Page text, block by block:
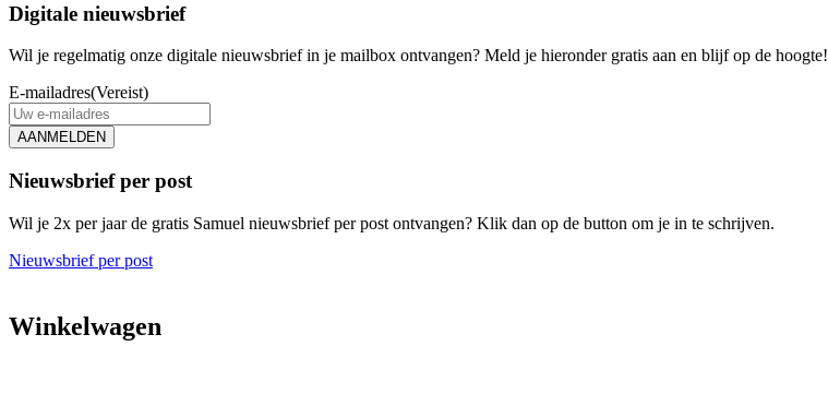
Digitale nieuwsbrief
Wil je regelmatig onze digitale nieuwsbrief in je mailbox ontvangen? Meld je hieronder gratis aan en blijf op de hoogte!
E-mailadres(Vereist)
AANMELDEN
Nieuwsbrief per post
Wil je 2x per jaar de gratis Samuel nieuwsbrief per post ontvangen? Klik dan op de button om je in te schrijven.
Nieuwsbrief per post
Winkelwagen